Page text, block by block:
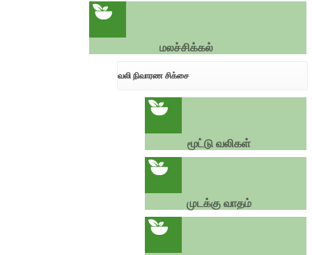
மலச்சிக்கல்
வலி நிவாரண சிக்சை
மூட்டு வலிகள்
முடக்கு வாதம்